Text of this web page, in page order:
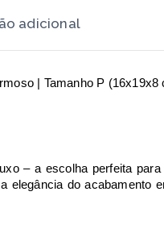
adicional
| Tamanho P (16x19x8
– a escolha perfeita
elegância do acabamento